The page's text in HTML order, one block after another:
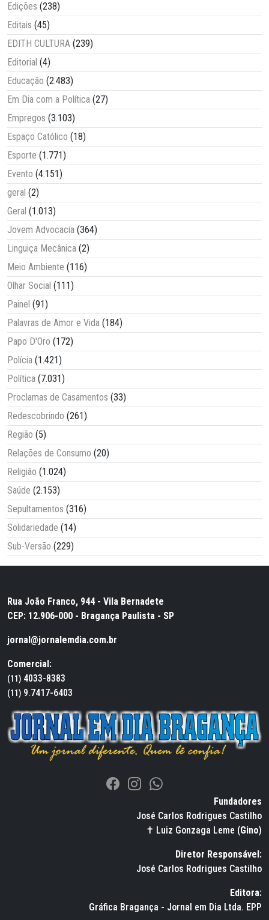
Edições (238)
Editais (45)
EDITH CULTURA (239)
Editorial (4)
Educação (2.483)
Em Dia com a Política (27)
Empregos (3.103)
Espaço Católico (18)
Esporte (1.771)
Evento (4.151)
geral (2)
Geral (1.013)
Jovem Advocacia (364)
Linguiça Mecânica (2)
Meio Ambiente (116)
Olhar Social (111)
Painel (91)
Palavras de Amor e Vida (184)
Papo D'Oro (172)
Polícia (1.421)
Política (7.031)
Proclamas de Casamentos (33)
Redescobrindo (261)
Região (5)
Relações de Consumo (20)
Religião (1.024)
Saúde (2.153)
Sepultamentos (316)
Solidariedade (14)
Sub-Versão (229)
Rua João Franco, 944 - Vila Bernadete
CEP: 12.906-000 - Bragança Paulista - SP
jornal@jornalemdia.com.br
Comercial:
(11) 4033-8383
(11) 9.7417-6403
Fundadores
José Carlos Rodrigues Castilho
✝ Luiz Gonzaga Leme (Gino)
Diretor Responsável:
José Carlos Rodrigues Castilho
Editora:
Gráfica Bragança - Jornal em Dia Ltda. EPP